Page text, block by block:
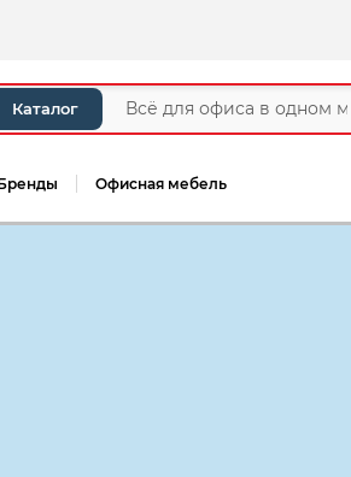
Каталог
Офисная мебель